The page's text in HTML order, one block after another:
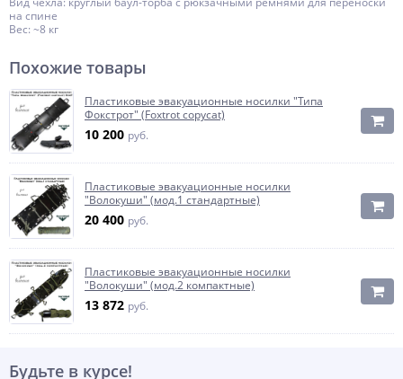
на спине
Вес: ~8 кг
Похожие товары
Пластиковые эвакуационные носилки "Типа
Фокстрот" (Foxtrot copycat)
10 200 руб.
Пластиковые эвакуационные носилки
"Волокуши" (мод.1 стандартные)
20 400 руб.
Пластиковые эвакуационные носилки
"Волокуши" (мод.2 компактные)
13 872 руб.
Будьте в курсе!